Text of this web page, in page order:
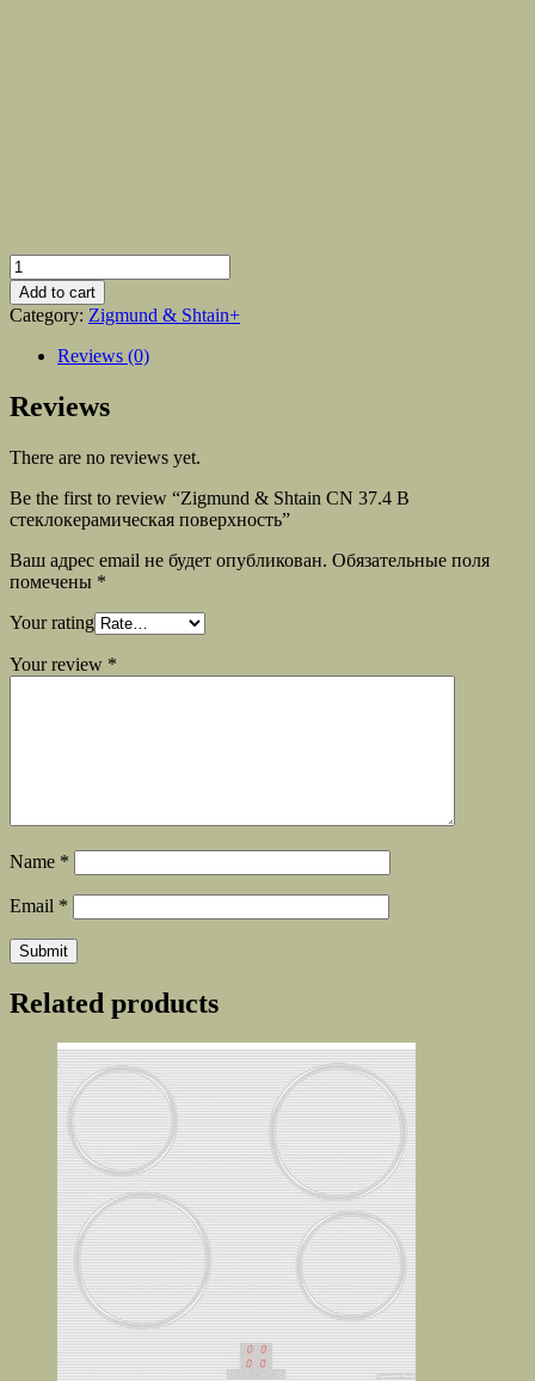
Quantity
Add to cart
Category: Zigmund & Shtain+
Reviews (0)
Reviews
There are no reviews yet.
Be the first to review “Zigmund & Shtain CN 37.4 B
стеклокерамическая поверхность”
Ваш адрес email не будет опубликован. Обязательные поля
помечены *
Your rating
Your review *
Name *
Email *
Related products